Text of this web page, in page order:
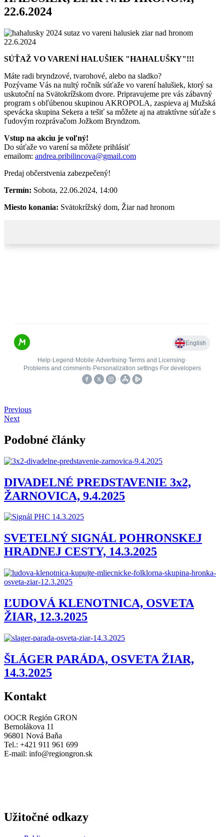
22.6.2024
SÚŤAŽ VO VARENÍ HALUŠIEK "HAHALUŠKY"!!!
Máte radi bryndzové, tvarohové, alebo na sladko?
Pozývame Vás na nultý ročník súťaže vo varení halušiek, ktorý sa
uskutoční na Svätokrížskom dvore. Pripravujeme pre vás zábavný
program s obľúbenou skupinou AKROPOLA, zaspieva aj Mužská
spevácka skupina Sekera a tešiť sa môžete aj na atraktívne súťaže s
ľudovým rozprávačom Jožkom Bryndzom.
Vstup na akciu je voľný!
Do súťaže vo varení sa môžete prihlásiť
emailom: andrea.pribilincova@gmail.com
Predaj občerstvenia zabezpečený!
Termín: Sobota, 22.06.2024, 14:00
Miesto konania: Svätokrížský dom, Žiar nad hronom
Previous
Next
Podobné články
DIVADELNÉ PREDSTAVENIE 3x2,
ŽARNOVICA, 9.4.2025
SVETELNÝ SIGNÁL POHRONSKEJ
HRADNEJ CESTY, 14.3.2025
ĽUDOVÁ KLENOTNICA, OSVETA
ŽIAR, 12.3.2025
ŠLÁGER PARÁDA, OSVETA ŽIAR,
14.3.2025
Kontakt
OOCR Región GRON
Bernolákova 11
96801 Nová Baňa
Tel.: +421 911 961 699
E-mail: info@regiongron.sk
Užitočné odkazy